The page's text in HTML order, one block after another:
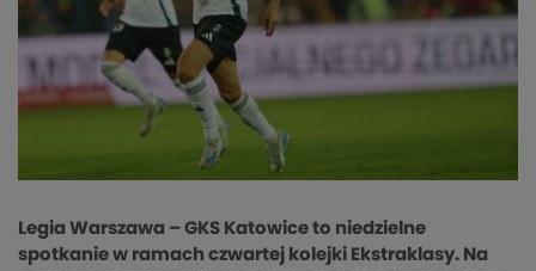
Legia Warszawa – GKS Katowice to niedzielne
spotkanie w ramach czwartej kolejki Ekstraklasy. Na